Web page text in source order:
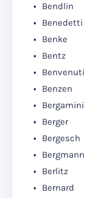
Bendlin
Benedetti
Benke
Bentz
Benvenuti
Benzen
Bergamini
Berger
Bergesch
Bergmann
Berlitz
Bernard